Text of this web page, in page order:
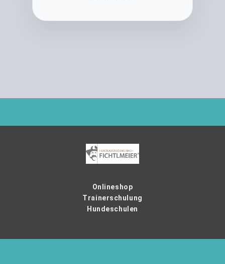
Onlineshop
Trainerschulung
Hundeschulen